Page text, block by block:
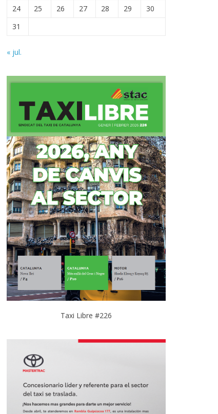
24
25 26 27 28 29
30
31
« jul.
Taxi Libre #226